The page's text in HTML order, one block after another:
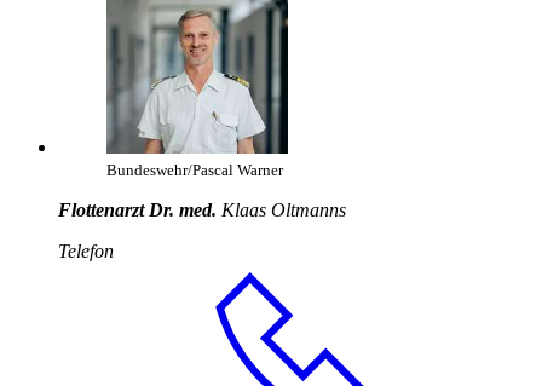
Bundeswehr/Pascal Warner
Flottenarzt Dr. med. Klaas Oltmanns
Telefon